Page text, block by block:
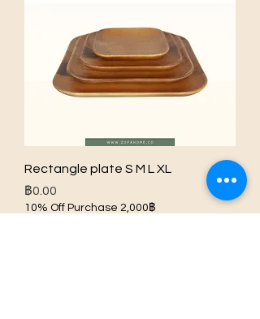
Rectangle plate S M L XL
ราคา
฿0.00
10% Off Purchase 2,000฿